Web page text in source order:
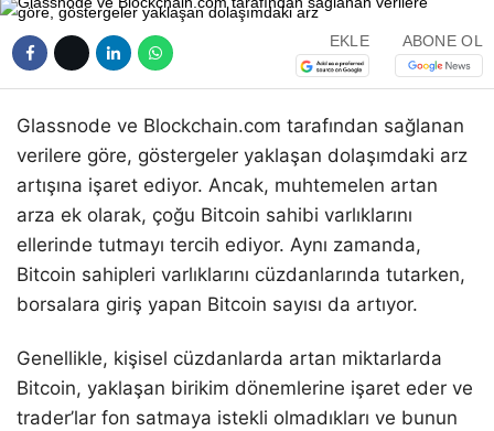
EKLE ABONE OL
Glassnode ve Blockchain.com tarafından sağlanan
verilere göre, göstergeler yaklaşan dolaşımdaki arz
artışına işaret ediyor. Ancak, muhtemelen artan
arza ek olarak, çoğu Bitcoin sahibi varlıklarını
ellerinde tutmayı tercih ediyor. Aynı zamanda,
Bitcoin sahipleri varlıklarını cüzdanlarında tutarken,
borsalara giriş yapan Bitcoin sayısı da artıyor.
Genellikle, kişisel cüzdanlarda artan miktarlarda
Bitcoin, yaklaşan birikim dönemlerine işaret eder ve
trader’lar fon satmaya istekli olmadıkları ve bunun